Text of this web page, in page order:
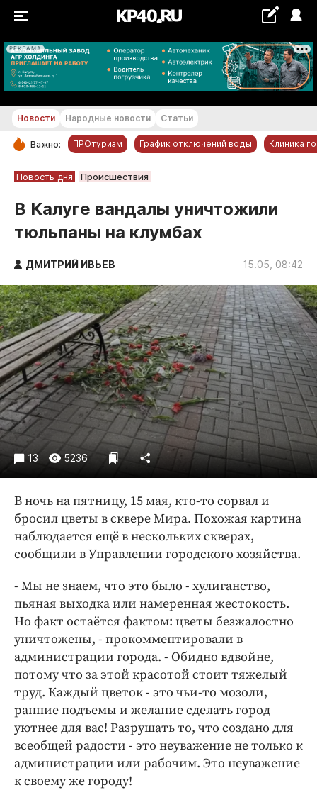
РЕКЛАМА
+22...+23 °С
РУБРИКИ
Новости компаний
Статьи
Народные новости
Авто и транспорт
Благоустройство
Криминал
Культура
Недвижимость и ЖКХ
Образование
Общество
Погода
Праздники
Происшествия
Спорт
Экономика и бизнес
ПРОЕКТЫ
Медиаперсона
Интересное чтиво
Клиника года
Бренд года
Работодатель года
Новости Народные новости Статьи
Важно: ПРОтуризм График отключений воды Клиника
Новость дня Происшествия
В Калуге вандалы уничтожили
тюльпаны на клумбах
ДМИТРИЙ ИВЬЕВ 15.05, 08:42
13 5236
В ночь на пятницу, 15 мая, кто-то сорвал и
бросил цветы в сквере Мира. Похожая картина
наблюдается ещё в нескольких скверах,
сообщили в Управлении городского хозяйства.
- Мы не знаем, что это было - хулиганство,
пьяная выходка или намеренная жестокость.
Но факт остаётся фактом: цветы безжалостно
уничтожены, - прокомментировали в
администрации города. - Обидно вдвойне,
потому что за этой красотой стоит тяжелый
труд. Каждый цветок - это чьи-то мозоли,
ранние подъемы и желание сделать город
уютнее для вас! Разрушать то, что создано для
всеобщей радости - это неуважение не только к
администрации или рабочим. Это неуважение
к своему же городу!